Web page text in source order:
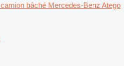
camion bâché Mercedes-Benz Atego